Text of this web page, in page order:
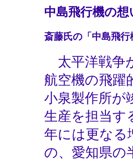
中島飛行機の
斎藤氏の「中島飛
太平洋戦争
航空機の飛躍
小泉製作所が
生産を担当
年には更なる
の、愛知県の